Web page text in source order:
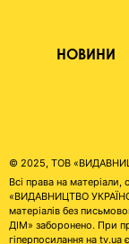
НОВИНИ
© 2025, ТОВ
Всі права на матеріали,
«ВИДАВНИЦТВО
матеріалів без
ДІМ» заборонено. При
гіперпосилання на